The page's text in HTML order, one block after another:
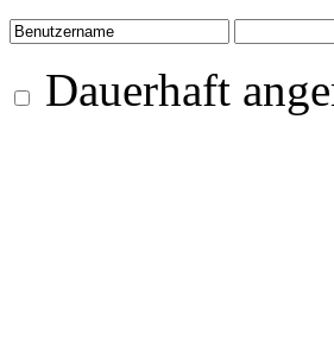
Dauerhaft